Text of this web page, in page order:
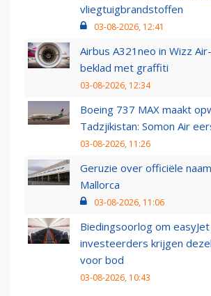
vliegtuigbrandstoffen
03-08-2026, 12:41
Airbus A321neo in Wizz
beklad met graffiti
03-08-2026, 12:34
Boeing 737 MAX maakt
Tadzjikistan: Somon Air
03-08-2026, 11:26
Geruzie over officiële
Mallorca
03-08-2026, 11:06
Biedingsoorlog om
investeerders krijgen
voor bod
03-08-2026, 10:43